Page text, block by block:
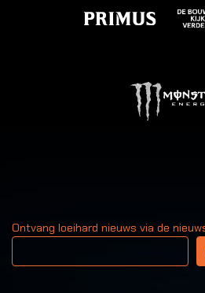
Ontvang loeihard nieuws via de
Uw email adres